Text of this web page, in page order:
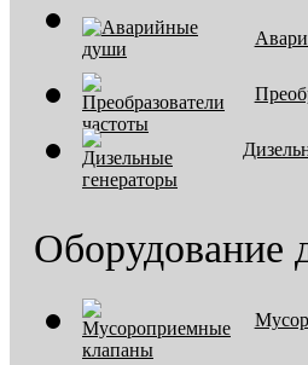
Оборудование